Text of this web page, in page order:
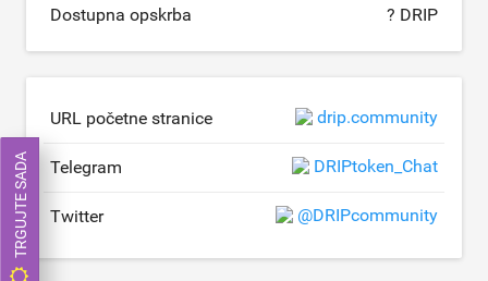
Dostupna opskrba ? DRIP
URL početne stranice drip.community
Telegram DRIPtoken_Chat
Twitter @DRIPcommunity
TRGUJTE SADA